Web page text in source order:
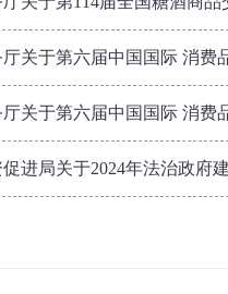
关于第六届中国国际 消费
关于第六届中国国际 消费
进局关于2024年法治政府